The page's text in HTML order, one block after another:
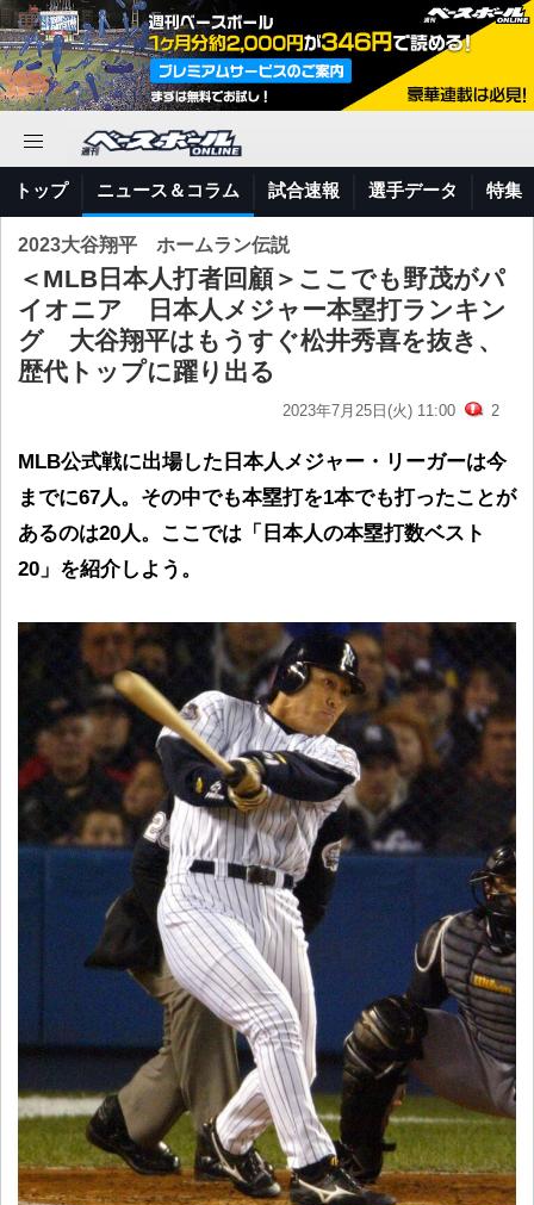
トップ ニュース＆コラム 試合速報 選手データ 特集
2023大谷翔平 ホームラン伝説
＜MLB日本人打者回顧＞ここでも野茂がパ
イオニア 日本人メジャー本塁打ランキン
グ 大谷翔平はもうすぐ松井秀喜を抜き、
歴代トップに躍り出る
2023年7月25日(火) 11:00 2
MLB公式戦に出場した日本人メジャー・リーガーは今
までに67人。その中でも本塁打を1本でも打ったことが
あるのは20人。ここでは「日本人の本塁打数ベスト
20」を紹介しよう。